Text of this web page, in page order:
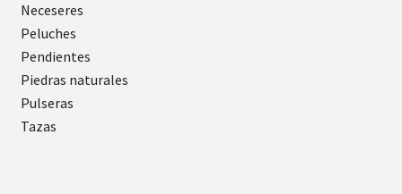
Neceseres
Peluches
Pendientes
Piedras naturales
Pulseras
Tazas